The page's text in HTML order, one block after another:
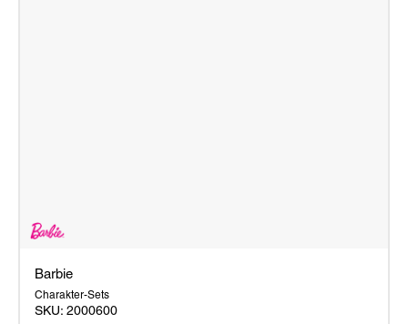
Barbie
Charakter-Sets
SKU: 2000600